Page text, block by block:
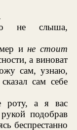
не слыша,
ине стоит
а виноват
сам, узнаю,
сам себе
а я вас
подобрав
беспрестанно